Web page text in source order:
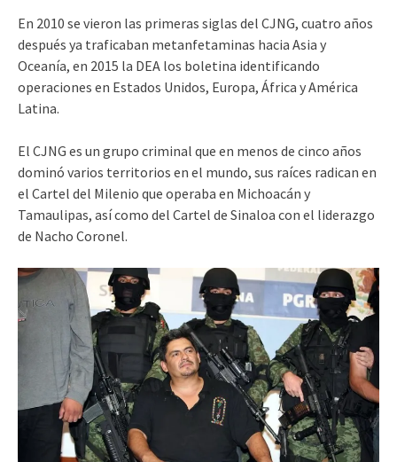
En 2010 se vieron las primeras siglas del CJNG, cuatro años
después ya traficaban metanfetaminas hacia Asia y
Oceanía, en 2015 la DEA los boletina identificando
operaciones en Estados Unidos, Europa, África y América
Latina.
El CJNG es un grupo criminal que en menos de cinco años
dominó varios territorios en el mundo, sus raíces radican en
el Cartel del Milenio que operaba en Michoacán y
Tamaulipas, así como del Cartel de Sinaloa con el liderazgo
de Nacho Coronel.